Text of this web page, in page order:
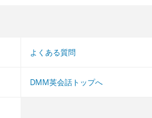
よくある質問
DMM英会話トップへ